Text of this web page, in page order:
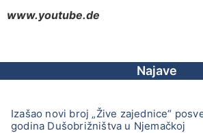
www.youtube.de
Najave
Izašao novi broj „Žive zajednice“
godina Dušobrižništva u Njemačkoj